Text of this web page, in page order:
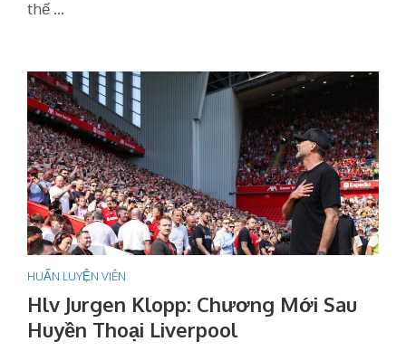
thế …
HUẤN LUYỆN VIÊN
Hlv Jurgen Klopp: Chương Mới Sau
Huyền Thoại Liverpool